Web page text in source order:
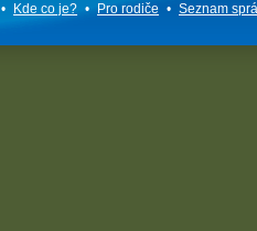
• Kde co je? • Pro rodiče • Seznam